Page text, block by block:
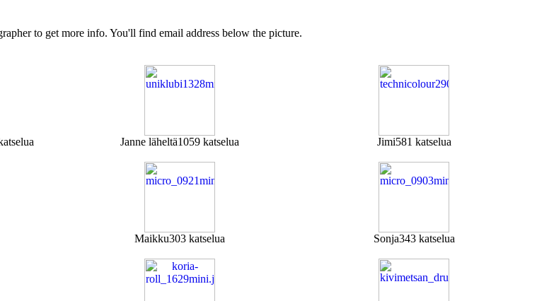
to get more info. You'll find email address below the picture.
Janne läheltä1059 katselua Jimi581 katselua
Maikku303 katselua Sonja343 katselua